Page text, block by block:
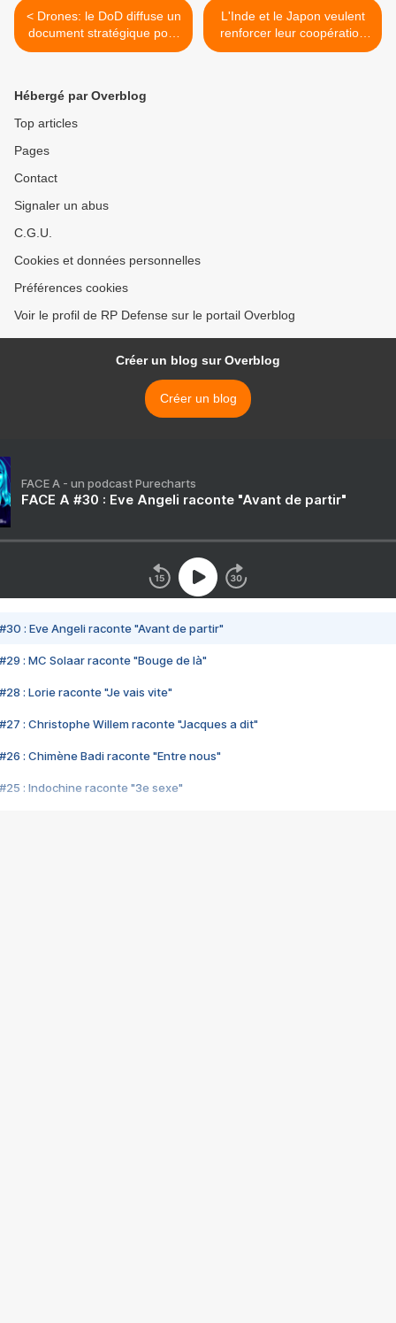
< Drones: le DoD diffuse un
document stratégique pour
les années 2013-2038
L'Inde et le Japon veulent
renforcer leur coopération
en matière de défense >
Hébergé par Overblog
Top articles
Pages
Contact
Signaler un abus
C.G.U.
Cookies et données personnelles
Préférences cookies
Voir le profil de RP Defense sur le portail Overblog
Créer un blog sur Overblog
Créer un blog
FACE A - un podcast Purecharts
FACE A #30 : Eve Angeli raconte "Avant de partir"
#30 : Eve Angeli raconte "Avant de partir"
#29 : MC Solaar raconte "Bouge de là"
#28 : Lorie raconte "Je vais vite"
#27 : Christophe Willem raconte "Jacques a dit"
#26 : Chimène Badi raconte "Entre nous"
#25 : Indochine raconte "3e sexe"